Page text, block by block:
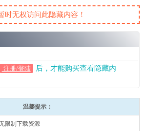
时无权访问此隐藏内容！
注册/登陆
后，才能购买查看隐藏内
温馨提示：
限制下载资源